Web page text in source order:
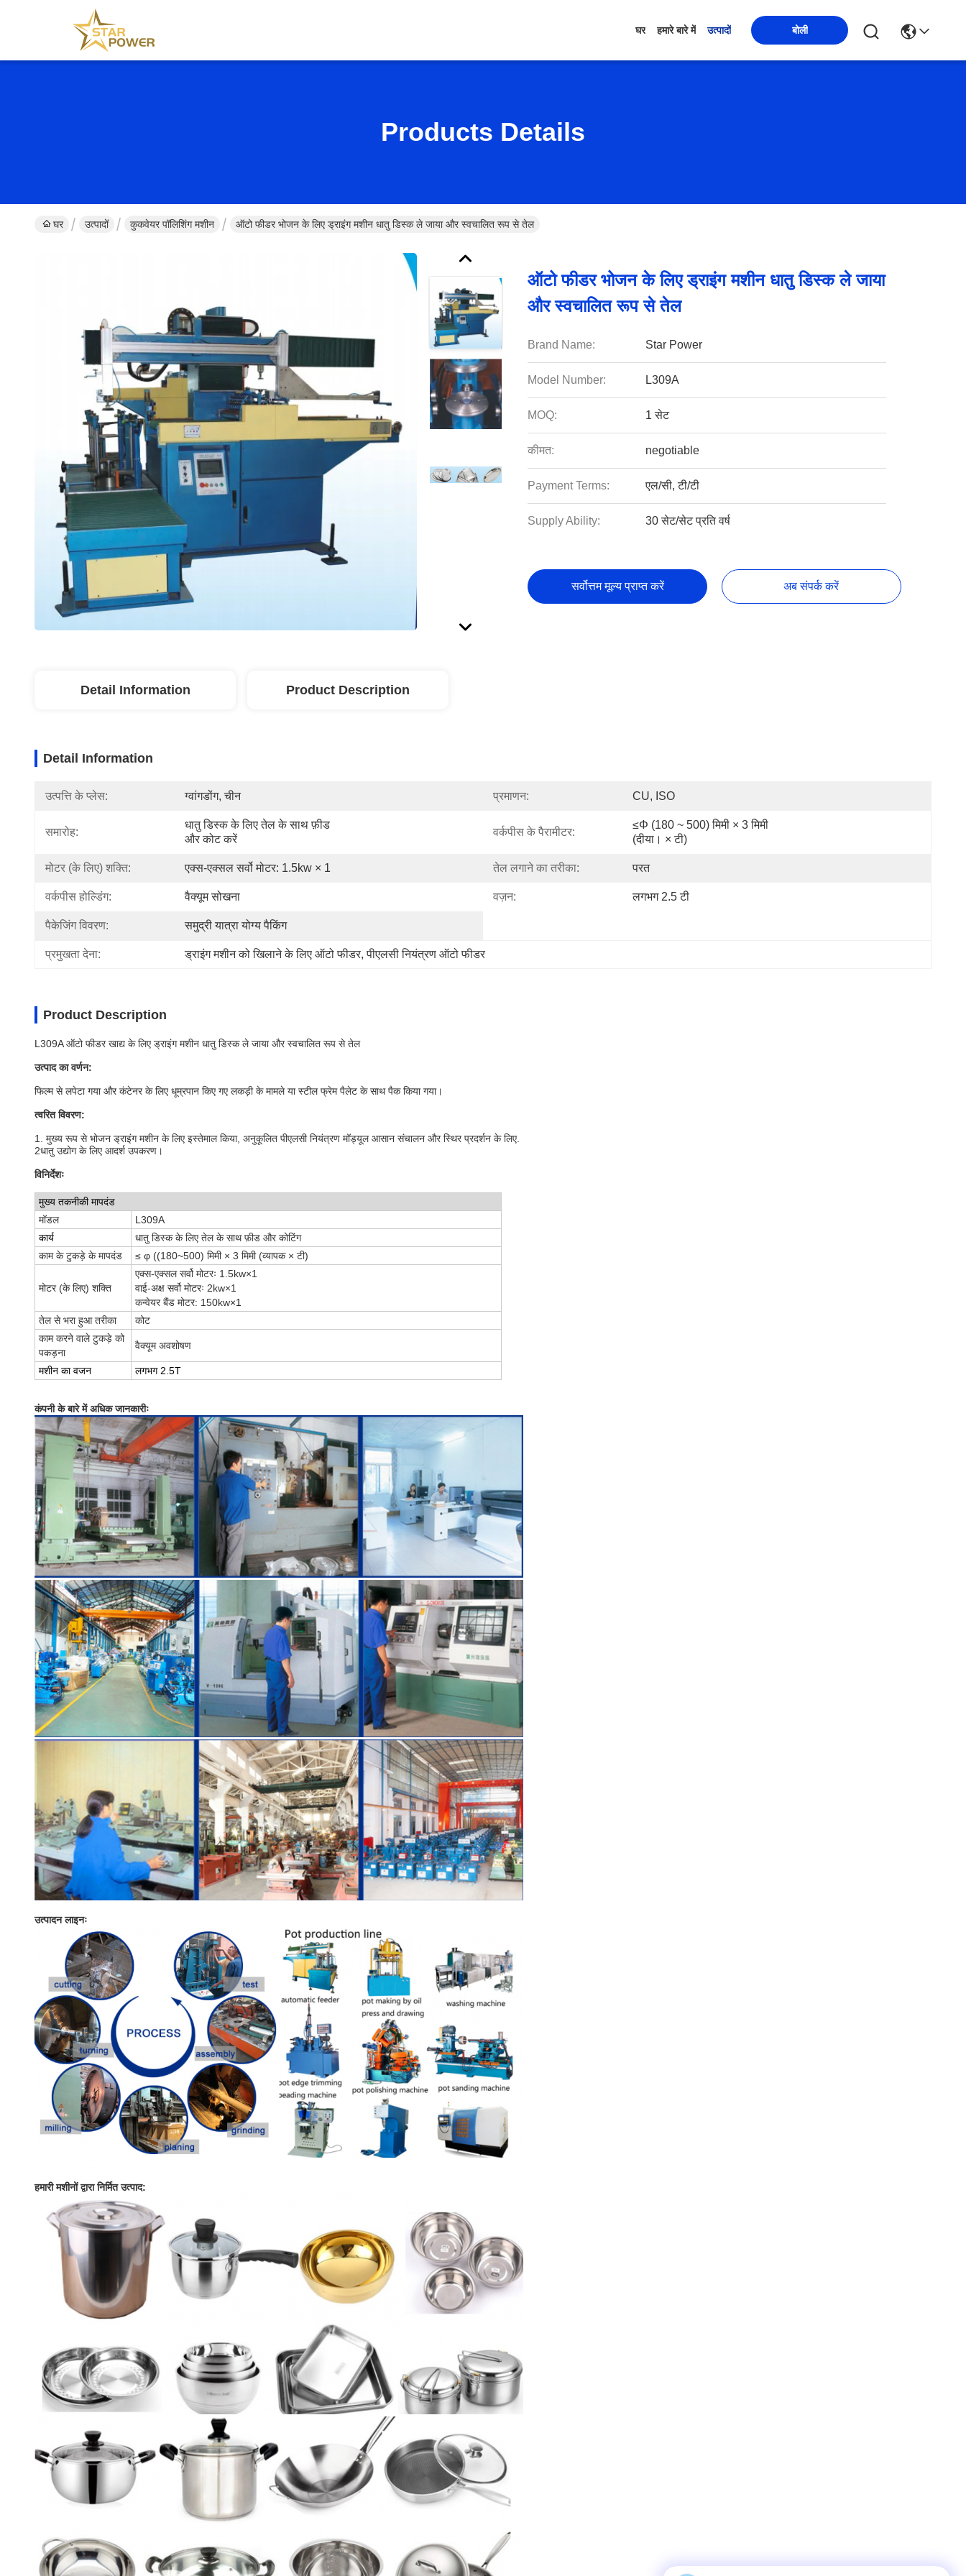
घर हमारे बारे में उत्पादों बोली
Products Details
घर उत्पादों कुकवेयर पॉलिशिंग मशीन ऑटो फीडर भोजन के लिए ड्राइंग मशीन धातु डिस्क ले जाया और स्वचालित रूप से तेल
ऑटो फीडर भोजन के लिए ड्राइंग मशीन धातु डिस्क ले जाया
और स्वचालित रूप से तेल
Brand Name: Star Power
Model Number: L309A
MOQ: 1 सेट
कीमत: negotiable
Payment Terms: एल/सी, टी/टी
Supply Ability: 30 सेट/सेट प्रति वर्ष
सर्वोत्तम मूल्य प्राप्त करें अब संपर्क करें
Detail Information Product Description
Detail Information
उत्पत्ति के प्लेस: ग्वांगडोंग, चीन प्रमाणन: CU, ISO
समारोह:
धातु डिस्क के लिए तेल के साथ फ़ीड
और कोट करें
वर्कपीस के पैरामीटर:
≤φ (180 ~ 500) मिमी × 3 मिमी
(दीया। × टी)
मोटर (के लिए) शक्ति: एक्स-एक्सल सर्वो मोटर: 1.5kw × 1 तेल लगाने का तरीका: परत
वर्कपीस होल्डिंग: वैक्यूम सोखना वज़न: लगभग 2.5 टी
पैकेजिंग विवरण: समुद्री यात्रा योग्य पैकिंग
प्रमुखता देना: ड्राइंग मशीन को खिलाने के लिए ऑटो फीडर, पीएलसी नियंत्रण ऑटो फीडर
Product Description
L309A ऑटो फीडर खाद्य के लिए ड्राइंग मशीन धातु डिस्क ले जाया और स्वचालित रूप से तेल
उत्पाद का वर्णन:
फिल्म से लपेटा गया और कंटेनर के लिए धूम्रपान किए गए लकड़ी के मामले या स्टील फ्रेम पैलेट के साथ पैक किया गया।
त्वरित विवरण:
1. मुख्य रूप से भोजन ड्राइंग मशीन के लिए इस्तेमाल किया, अनुकूलित पीएलसी नियंत्रण मॉड्यूल आसान संचालन और स्थिर प्रदर्शन के लिए.
2धातु उद्योग के लिए आदर्श उपकरण।
विनिर्देशः
मुख्य तकनीकी मापदंड
मॉडल
L309A
कार्य
धातु डिस्क के लिए तेल के साथ फ़ीड और कोटिंग
काम के टुकड़े के मापदंड
≤ φ ((180~500) मिमी × 3 मिमी (व्यापक × टी)
मोटर (के लिए) शक्ति
एक्स-एक्सल सर्वो मोटरः 1.5kw×1
वाई-अक्ष सर्वो मोटरः 2kw×1
कन्वेयर बैंड मोटर: 150kw×1
तेल से भरा हुआ तरीका
कोट
काम करने वाले टुकड़े को
पकड़ना
वैक्यूम अवशोषण
मशीन का वजन लगभग 2.5T
कंपनी के बारे में अधिक जानकारीः
उत्पादन लाइनः
हमारी मशीनों द्वारा निर्मित उत्पाद: